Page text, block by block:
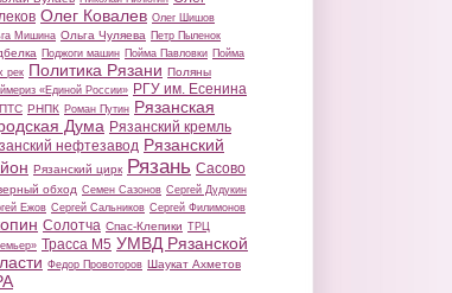
Олег Ковалев Олег Шишов
Мишина Ольга Чуляева Петр Пыленок
Поджоги машин Пойма Павловки Пойма
рек Политика Рязани Поляны
«Единой России» РГУ им. Есенина
РНПК Роман Путин Рязанская
Дума Рязанский кремль
нефтезавод Рязанский
Рязанский цирк Рязань Сасово
обход Семен Сазонов Сергей Дудукин
Ежов Сергей Сальников Сергей Филимонов
Солотча Спас-Клепики ТРЦ
Трасса М5 УМВД Рязанской
Федор Провоторов Шаукат Ахметов